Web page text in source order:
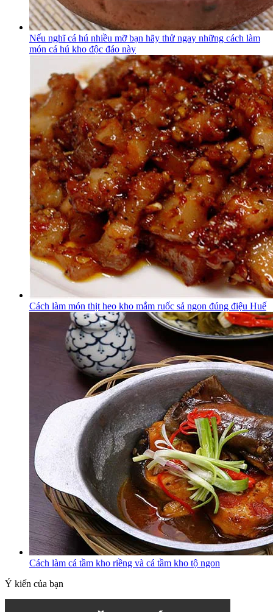
Nếu nghĩ cá hú nhiều mỡ bạn hãy thử ngay những cách làm
món cá hú kho độc đáo này
Cách làm món thịt heo kho mắm ruốc sả ngon đúng điệu Huế
Cách làm cá tầm kho riềng và cá tầm kho tộ ngon
Ý kiến của bạn